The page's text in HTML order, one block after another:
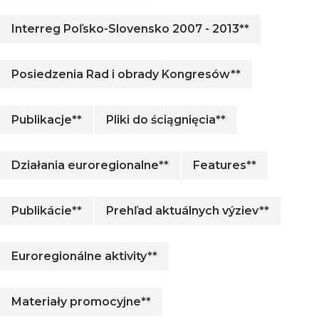
Interreg Poľsko-Slovensko 2007 - 2013**
Posiedzenia Rad i obrady Kongresów**
Publikacje** Pliki do ściągnięcia**
Działania euroregionalne** Features**
Publikácie** Prehľad aktuálnych výziev**
Euroregionálne aktivity**
Materiały promocyjne**